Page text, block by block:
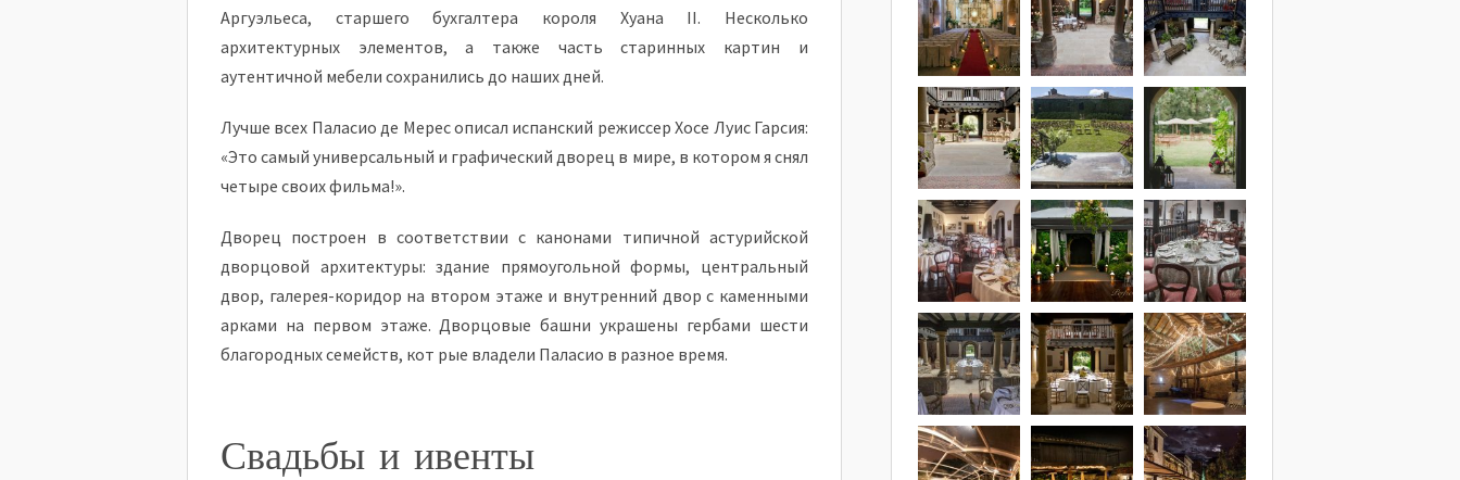
Аргуэльеса, старшего бухгалтера короля Хуана II. Несколько
архитектурных элементов, а также часть старинных картин и
аутентичной мебели сохранились до наших дней.
Лучше всех Паласио де Мерес описал испанский режиссер Хосе Луис Гарсия:
«Это самый универсальный и графический дворец в мире, в котором я снял
четыре своих фильма!».
Дворец построен в соответствии с канонами типичной астурийской
дворцовой архитектуры: здание прямоугольной формы, центральный
двор, галерея-коридор на втором этаже и внутренний двор с каменными
арками на первом этаже. Дворцовые башни украшены гербами шести
благородных семейств, кот рые владели Паласио в разное время.
Свадьбы и ивенты